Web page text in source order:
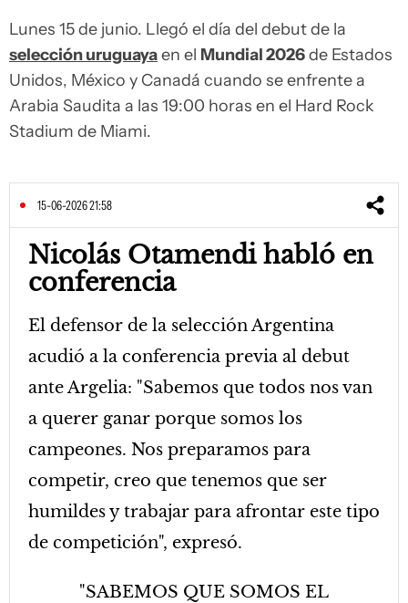
Lunes 15 de junio. Llegó el día del debut de la
selección uruguayaen el Mundial 2026de Estados
Unidos, México y Canadá cuando se enfrente a
Arabia Saudita a las 19:00 horas en el Hard Rock
Stadium de Miami.
15-06-2026 21:58
Nicolás Otamendi habló en
conferencia
El defensor de la selección Argentina
acudió a la conferencia previa al debut
ante Argelia: "Sabemos que todos nos van
a querer ganar porque somos los
campeones. Nos preparamos para
competir, creo que tenemos que ser
humildes y trabajar para afrontar este tipo
de competición", expresó.
"SABEMOS QUE SOMOS EL